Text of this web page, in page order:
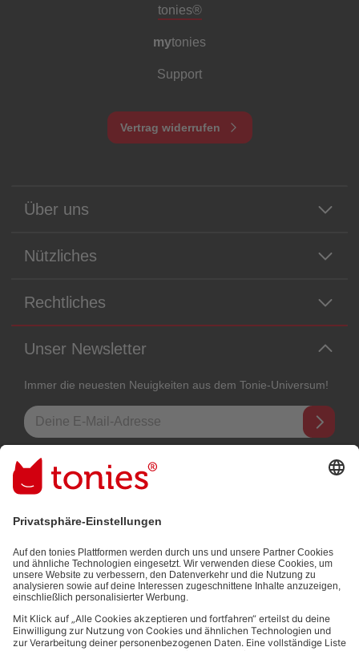
Meta-Navigation Footer
tonies®
mytonies
Support
Vertrag widerrufen
Über uns
Nützliches
Rechtliches
Unser Newsletter
Immer die neuesten Neuigkeiten aus dem Tonie-Universum!
E-Mail-Addresse
Mit dem Absenden abonnierst du unseren E-Mail-Newsletter, der auf
den von dir bereitgestellten Informationen (z.B. Account-informationen)
und den von dir zu Werbezwecken bereitgestellten
Datenschutzbestimmungen.
Bezahlmethoden: